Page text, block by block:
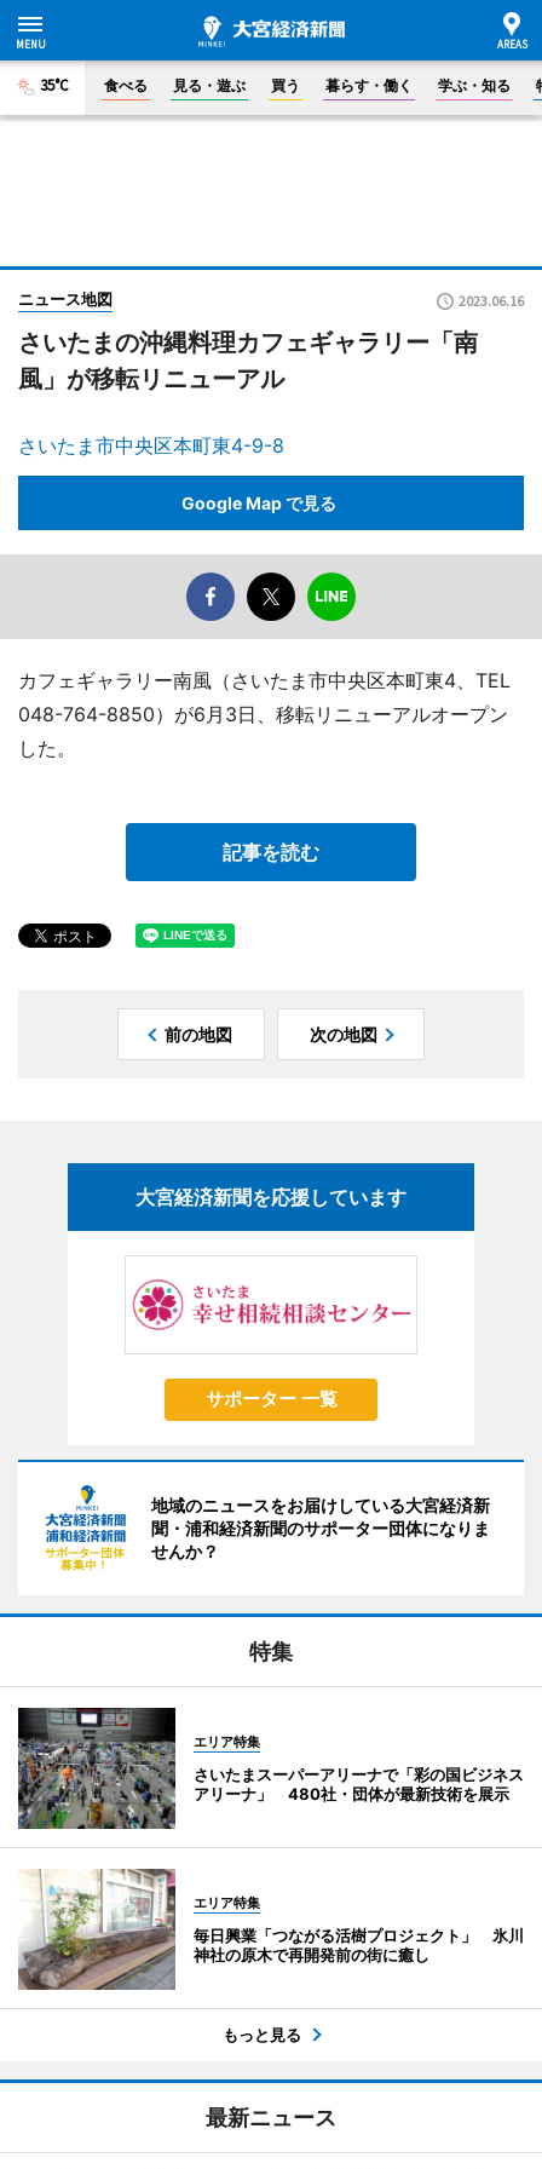
35°C 食べる 見る・遊ぶ 買う 暮らす・働く 学ぶ・知る
ニュース地図 2023.06.16
さいたまの沖縄料理カフェギャラリー「南
風」が移転リニューアル
さいたま市中央区本町東4-9-8
Google Map で見る
カフェギャラリー南風（さいたま市中央区本町東4、TEL
048-764-8850）が6月3日、移転リニューアルオープン
した。
記事を読む
前の地図 次の地図
大宮経済新聞を応援しています
サポーター 一覧
地域のニュースをお届けしている大宮経済新
聞・浦和経済新聞のサポーター団体になりま
せんか？
特集
エリア特集
さいたまスーパーアリーナで「彩の国ビジネス
アリーナ」 480社・団体が最新技術を展示
エリア特集
毎日興業「つながる活樹プロジェクト」 氷川
神社の原木で再開発前の街に癒し
もっと見る
最新ニュース